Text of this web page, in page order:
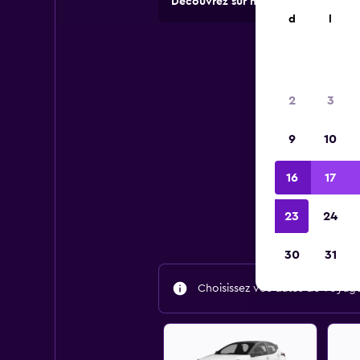
Choisissez vos dates de
d
2 3
9 10
16 17
23 24
30 31